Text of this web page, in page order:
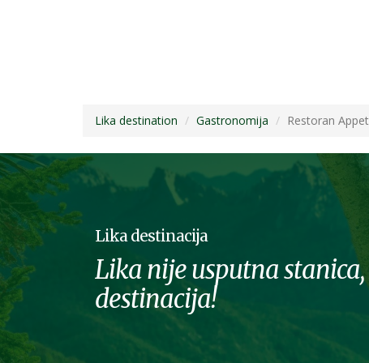
Lika destination Gastronomija Restoran
Lika destinacija
Lika nije usputna
destinacija!